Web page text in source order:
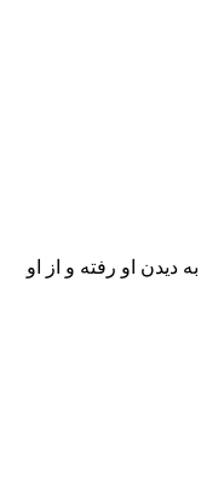
جیمز باند پس از وقایع پرونده اسپکتر خود را بازنشسته کرده و در جزایر جامائیکا به استراحت میپردازد. در این هنگام یکی از دوستان قدیمی اش به همراه یکی از جاسوسان CIA به دیدن او رفته و از او